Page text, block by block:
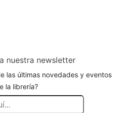
nuestra newsletter
las últimas novedades y eventos
la librería?